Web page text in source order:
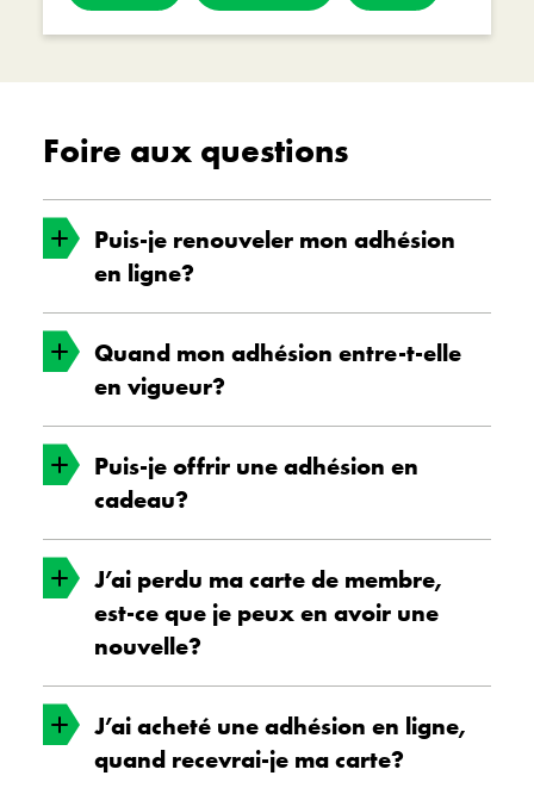
Foire aux questions
Puis-je renouveler mon adhésion
en ligne?
Oui! Renouvelez-la en ligneici , en utilisant
votre nom de famille et votre numéro de
membre, qui figurent tous deux au recto de
votre carte de membre.
Quand mon adhésion entre-t-elle
en vigueur?
Une adhésion entre en vigueur à partir de la
date d’achat et demeure valide pour une
année complète.
Puis-je offrir une adhésion en
cadeau?
Vous pouvez acheter une adhésion cadeau
pour une personne de votre entourage. Les
adhésions cadeaux peuvent être achetées
J’ai perdu ma carte de membre,
est-ce que je peux en avoir une
nouvelle?
Vous pouvez venir chercher une nouvelle carte
de membre à la Billetterie lors de votre
J’ai acheté une adhésion en ligne,
quand recevrai-je ma carte?